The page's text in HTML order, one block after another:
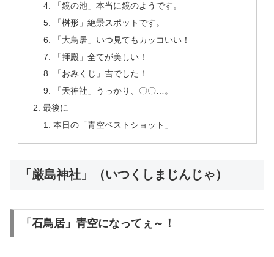
「鏡の池」本当に鏡のようです。
「桝形」絶景スポットです。
「大鳥居」いつ見てもカッコいい！
「拝殿」全てが美しい！
「おみくじ」吉でした！
「天神社」うっかり、〇〇…。
最後に
本日の「青空ベストショット」
「厳島神社」（いつくしまじんじゃ）
「石鳥居」青空になってぇ～！